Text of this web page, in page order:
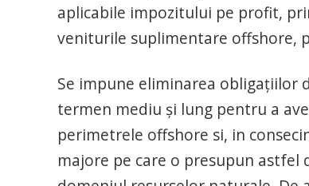
aplicabile impozitului pe profit,
veniturile suplimentare offshore,
Se impune eliminarea obligațiilor
termen mediu și lung pentru a
perimetrele offshore si, in
majore pe care o presupun